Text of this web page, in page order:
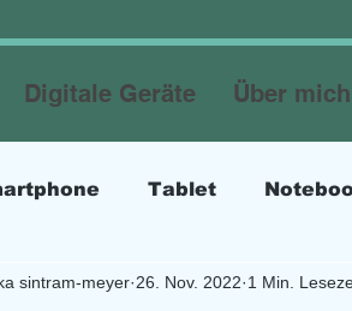
Digitale Geräte Über mich
Tablet
sintram-meyer 26. Nov. 2022 1 Min.